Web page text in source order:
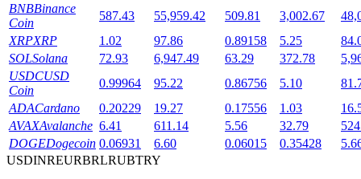
Elastyczne stawianie zakładów, aby zarabiać na popularnych
BNBBinance
Coin
587.43 55,959.42 509.81 3,002.67
XRPXRP 1.02 97.86 0.89158 5.25
SOLSolana 72.93 6,947.49 63.29 372.78
USDCUSD
Coin
0.99964 95.22 0.86756 5.10
ADACardano 0.20229 19.27 0.17556 1.03
AVAXAvalanche 6.41 611.14 5.56 32.79
DOGEDogecoin 0.06931 6.60 0.06015 0.35428
USDINREURBRLRUBTRY